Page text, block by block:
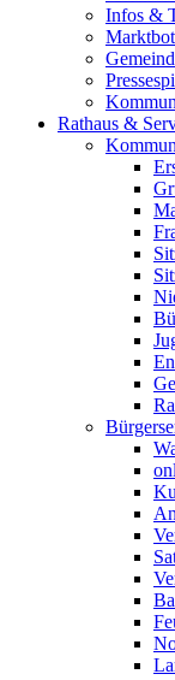
Infos &
Rathaus &